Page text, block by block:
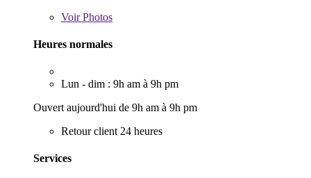
VoirPhotos
Heures normales
Lun - dim : 9h am à 9h pm
Ouvert aujourd'hui de 9h am à 9h pm
Retour client 24 heures
Services